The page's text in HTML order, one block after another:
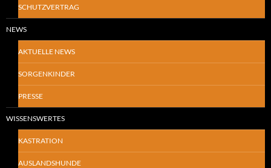
SCHUTZVERTRAG
NEWS
AKTUELLE NEWS
SORGENKINDER
PRESSE
WISSENSWERTES
KASTRATION
AUSLANDSHUNDE